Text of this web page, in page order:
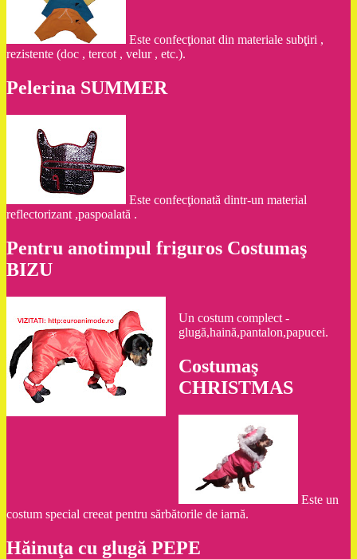
Este confecţionat din materiale subţiri ,
rezistente (doc , tercot , velur , etc.).
Pelerina SUMMER
Este confecţionată dintr-un material
reflectorizant ,paspoalată .
Pentru anotimpul friguros Costumaş
BIZU
Un costum complect -
glugă,haină,pantalon,papucei.
Costumaş
CHRISTMAS
Este un
costum special creeat pentru sărbătorile de iarnă.
Hăinuţa cu glugă PEPE